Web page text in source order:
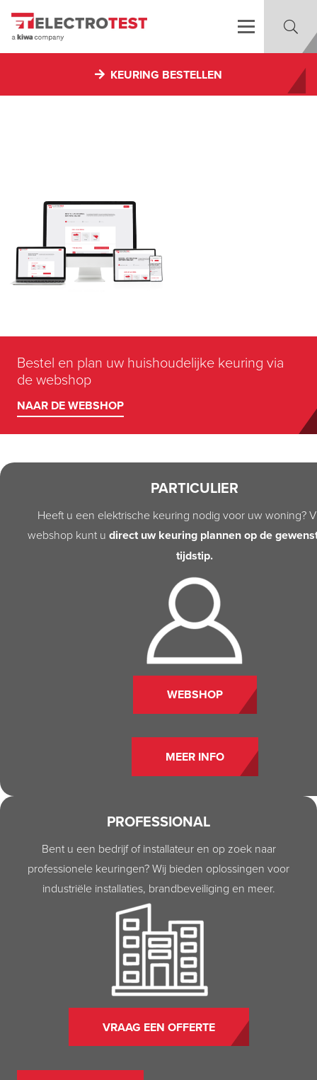
KEURING BESTELLEN
Bestel en plan uw huishoudelijke keuring via
de webshop
NAAR DE WEBSHOP
PARTICULIER
Heeft u een elektrische keuring nodig voor uw woning?
webshop kunt u direct uw keuring plannen op de
tijdstip.
WEBSHOP
MEER INFO
PROFESSIONAL
Bent u een bedrijf of installateur en op zoek naar
professionele keuringen? Wij bieden oplossingen voor
industriële installaties, brandbeveiliging en meer.
VRAAG EEN OFFERTE